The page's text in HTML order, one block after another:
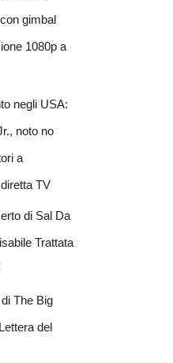
gimbal
1080p a
negli USA:
noto no
a
TV
di Sal Da
Trattata
The Big
del